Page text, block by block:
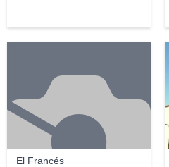
El Francés